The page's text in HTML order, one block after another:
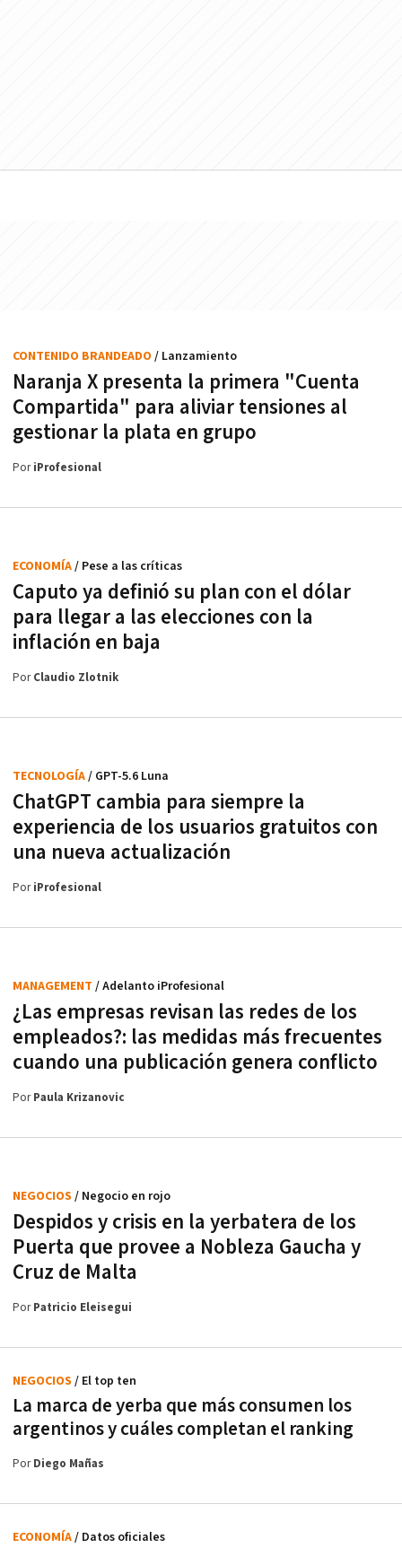
Naranja X presenta la primera "Cuenta
Compartida" para aliviar tensiones al
gestionar la plata en grupo
CONTENIDO BRANDEADO / Lanzamiento
PoriProfesional
Caputo ya definió su plan con el dólar
para llegar a las elecciones con la
inflación en baja
ECONOMÍA/ Pese a las críticas
PorClaudio Zlotnik
ChatGPT cambia para siempre la
experiencia de los usuarios gratuitos con
una nueva actualización
TECNOLOGÍA/ GPT-5.6 Luna
PoriProfesional
¿Las empresas revisan las redes de los
empleados?: las medidas más frecuentes
cuando una publicación genera conflicto
MANAGEMENT / Adelanto iProfesional
PorPaula Krizanovic
Despidos y crisis en la yerbatera de los
Puerta que provee a Nobleza Gaucha y
Cruz de Malta
NEGOCIOS / Negocio en rojo
PorPatricio Eleisegui
La marca de yerba que más consumen los
argentinos y cuáles completan el ranking
NEGOCIOS / El top ten
PorDiego Mañas
ECONOMÍA/ Datos oficiales